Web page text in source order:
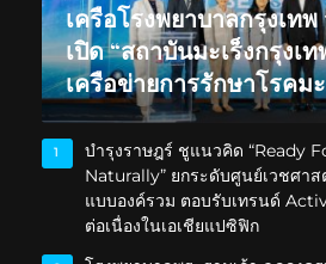
เครือโรงพยาบาลกรุงเท
เปิด “สถาบันมะเร็งกรุงเ
เครือข่ายการรักษาโรคม
1
บำรุงราษฎร์ ชูแนวคิด “Ready
Naturally” ยกระดับศูนย์เวชศา
แบบองค์รวม ตอบรับเทรนด์
ต่อเนื่องในเอเชียแปซิฟิก